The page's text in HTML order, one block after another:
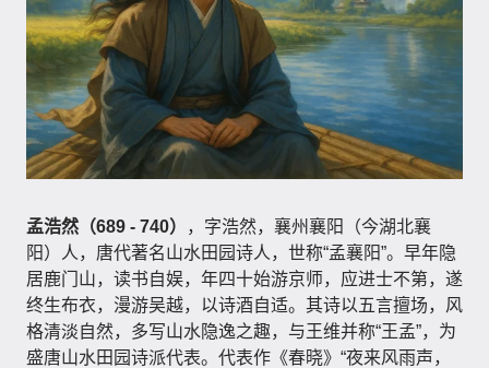
孟浩然（689 - 740）
，字浩然，襄州襄阳（今湖北襄
阳）人，唐代著名山水田园诗人，世称“孟襄阳”。早年隐
居鹿门山，读书自娱，年四十始游京师，应进士不第，遂
终生布衣，漫游吴越，以诗酒自适。其诗以五言擅场，风
格清淡自然，多写山水隐逸之趣，与王维并称“王孟”，为
盛唐山水田园诗派代表。代表作《春晓》“夜来风雨声，